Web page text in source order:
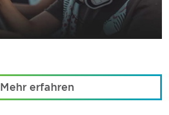
Mehr erfahren